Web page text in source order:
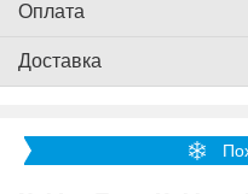
Оплата
Доставка